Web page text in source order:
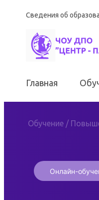
Сведения об
Главная
ЧОУ ДПО
Обучение /
Онлайн-